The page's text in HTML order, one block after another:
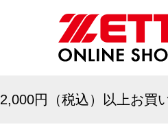
2,000円（税込）以上お買